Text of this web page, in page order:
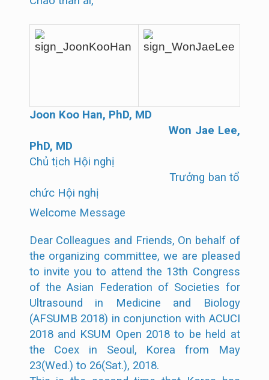
Joon Koo Han, PhD, MD
Won Jae Lee,
PhD, MD
Chủ tịch Hội nghị
Trưởng ban tổ
chức Hội nghị
Welcome Message
Dear Colleagues and Friends, On behalf of
the organizing committee, we are pleased
to invite you to attend the 13th Congress
of the Asian Federation of Societies for
Ultrasound in Medicine and Biology
(AFSUMB 2018) in conjunction with ACUCI
2018 and KSUM Open 2018 to be held at
the Coex in Seoul, Korea from May
23(Wed.) to 26(Sat.), 2018.